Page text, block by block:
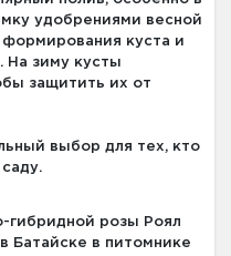
удобрениями весной
куста и
На зиму кусты
защитить их от
выбор для тех, кто
гибридной розы Роял
Батайске в питомнике